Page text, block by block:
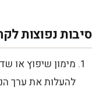
סיבות נפוצות לקחת
מימון שיפוץ או
להעלות את ערך